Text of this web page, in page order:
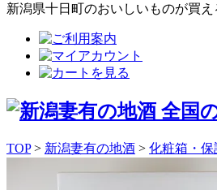
新潟県十日町のおいしいものが買え
TOP> 新潟妻有の地酒 > 化粧箱・